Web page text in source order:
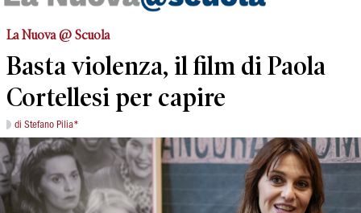
La Nuova @ Scuola
Basta violenza, il film di Paola
Cortellesi per capire
di Stefano Pilia*